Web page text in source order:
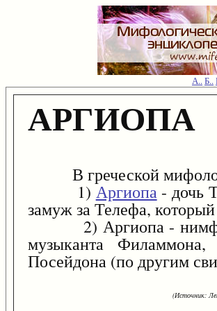
А..Б..
АРГИОПА
В греческой
1)Аргиопа- дочь
замуж за Телефа,
2) Аргиопа - нимфа,
музыканта
Посейдона (по другим
(Источник: